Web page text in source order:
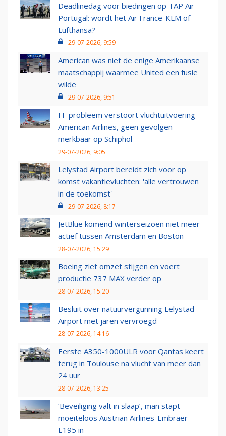
Deadlinedag voor biedingen op TAP Air
Portugal: wordt het Air France-KLM of
Lufthansa?
29-07-2026, 9:59
American was niet de enige Amerikaanse
maatschappij waarmee United een fusie
wilde
29-07-2026, 9:51
IT-probleem verstoort vluchtuitvoering
American Airlines, geen gevolgen
merkbaar op Schiphol
29-07-2026, 9:05
Lelystad Airport bereidt zich voor op
komst vakantievluchten: 'alle vertrouwen
in de toekomst'
29-07-2026, 8:17
JetBlue komend winterseizoen niet meer
actief tussen Amsterdam en Boston
28-07-2026, 15:29
Boeing ziet omzet stijgen en voert
productie 737 MAX verder op
28-07-2026, 15:20
Besluit over natuurvergunning Lelystad
Airport met jaren vervroegd
28-07-2026, 14:16
Eerste A350-1000ULR voor Qantas keert
terug in Toulouse na vlucht van meer dan
24 uur
28-07-2026, 13:25
‘Beveiliging valt in slaap’, man stapt
moeiteloos Austrian Airlines-Embraer
E195 in